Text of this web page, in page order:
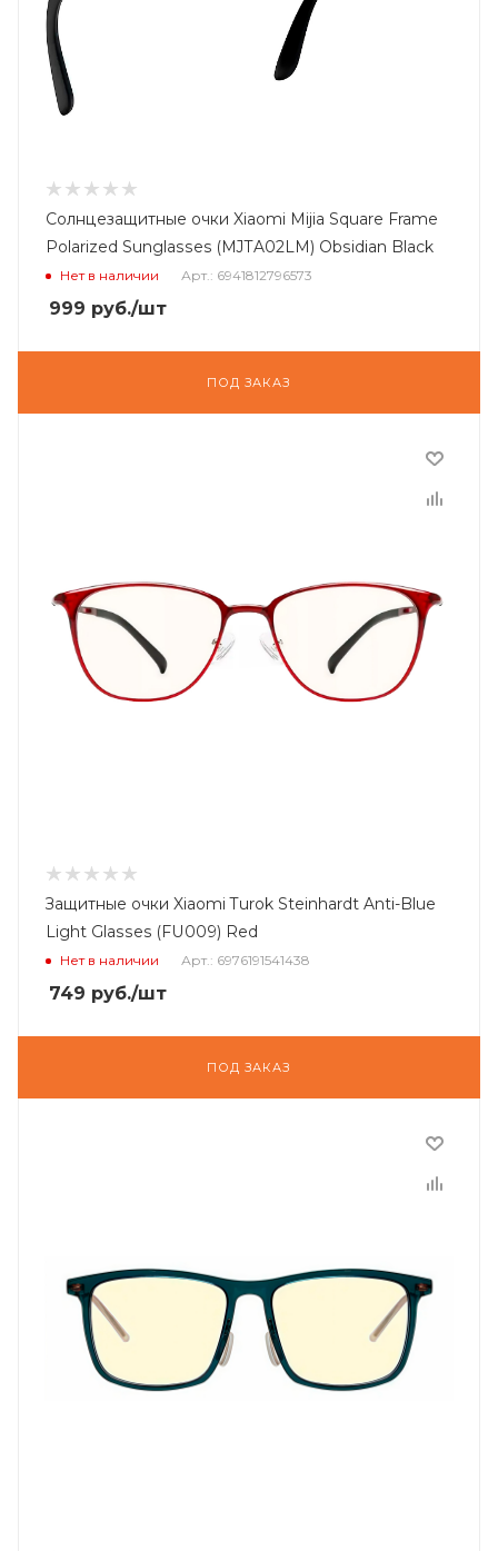
Солнцезащитные очки Xiaomi Mijia Square Frame
Polarized Sunglasses (MJTA02LM) Obsidian Black
Нет в наличии Арт.: 6941812796573
999 руб./шт
ПОД ЗАКАЗ
Защитные очки Xiaomi Turok Steinhardt Anti-Blue
Light Glasses (FU009) Red
Нет в наличии Арт.: 6976191541438
749 руб./шт
ПОД ЗАКАЗ